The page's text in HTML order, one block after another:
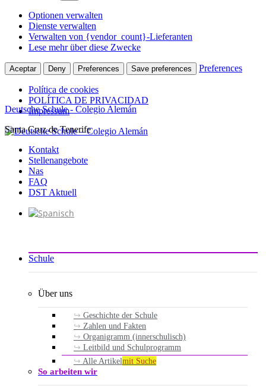
Optionen verwalten
Dienste verwalten
Verwalten von {vendor_count}-Lieferanten
Lese mehr über diese Zwecke
Aceptar Deny Preferences Save preferences Preferences
Política de cookies
POLÍTICA DE PRIVACIDAD
Impressum
Zum
springen
Deutsche Schule - Colegio Alemán
Santa Cruz de Tenerife
Kontakt
Stellenangebote
Nas
FAQ
DST Aktuell
Schule
Über uns
Geschichte der Schule
Zahlen und Fakten
Organigramm (innerschulisch)
Leitbild und Schulprogramm
Alle Artikelmit Suche
So arbeiten wir